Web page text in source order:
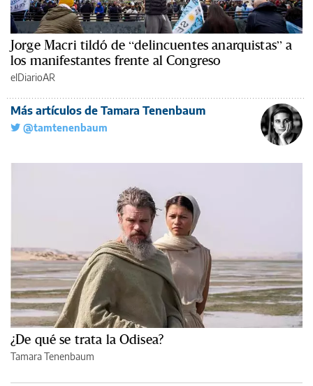
Jorge Macri tildó de “delincuentes anarquistas” a
los manifestantes frente al Congreso
elDiarioAR
Más artículos de Tamara Tenenbaum
@tamtenenbaum
¿De qué se trata la Odisea?
Tamara Tenenbaum